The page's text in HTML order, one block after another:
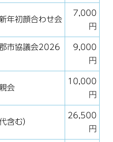
年初顔合わせ会
7,000
円
市協議会2026
9,000
円
会
10,000
円
含む）
26,500
円